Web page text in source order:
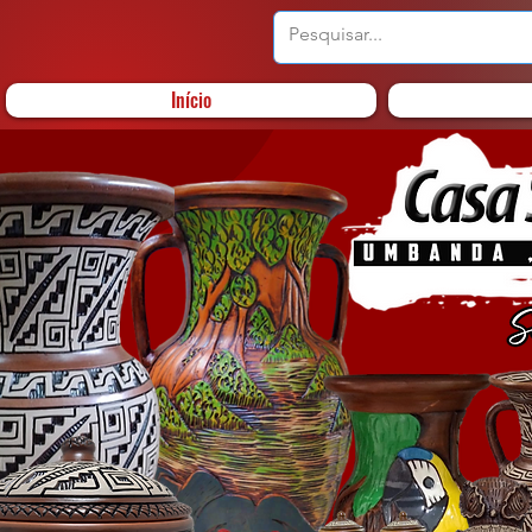
Início